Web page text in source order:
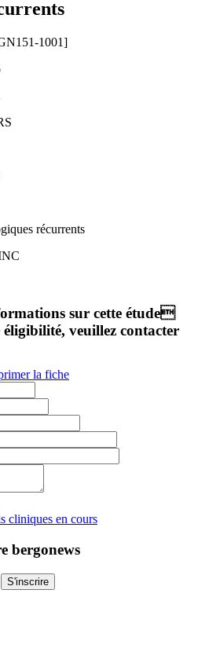
1001]
récurrents
sur cette étude
veuillez contacter
la fiche
cliniques en cours
bergonews
S'inscrire